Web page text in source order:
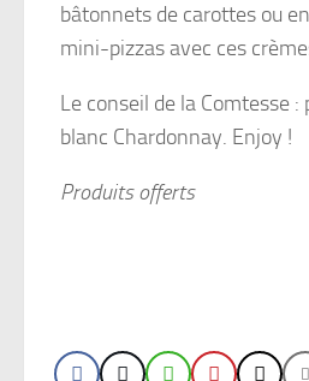
bâtonnets de carottes ou
mini-pizzas avec ces
Le conseil de la Comtesse
blanc Chardonnay. Enjoy !
Produits offerts